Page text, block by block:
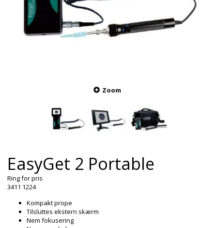
Zoom
EasyGet 2 Portable
Ring for pris
3411 1224
Kompakt prope
Tilsluttes ekstern skærm
Nem fokusering